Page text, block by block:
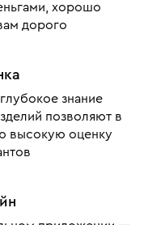
хорошо
дорого
знание
позволяют в
высокую оценку